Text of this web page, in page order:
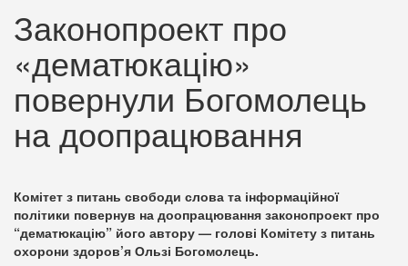
Законопроект про
«дематюкацію»
повернули Богомолець
на доопрацювання
Комітет з питань свободи слова та інформаційної
політики повернув на доопрацювання законопроект про
“дематюкацію” його автору — голові Комітету з питань
охорони здоров’я Ользі Богомолець.